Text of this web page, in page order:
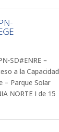
SD#ENRE –
a la Capacidad
– Parque Solar
NORTE I de 15